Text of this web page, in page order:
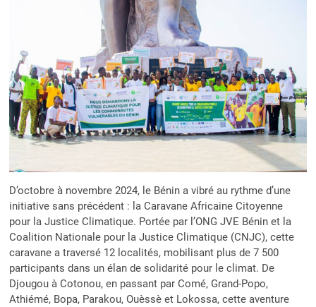
D’octobre à novembre 2024, le Bénin a vibré au rythme d’une
initiative sans précédent : la Caravane Africaine Citoyenne
pour la Justice Climatique. Portée par l’ONG JVE Bénin et la
Coalition Nationale pour la Justice Climatique (CNJC), cette
caravane a traversé 12 localités, mobilisant plus de 7 500
participants dans un élan de solidarité pour le climat. De
Djougou à Cotonou, en passant par Comé, Grand-Popo,
Athiémé, Bopa, Parakou, Ouèssè et Lokossa, cette aventure